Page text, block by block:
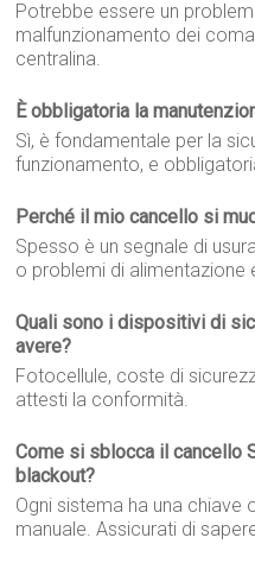
Potrebbe essere un
malfunzionamento dei
centralina.
È obbligatoria la
Sì, è fondamentale per la
funzionamento, e
Perché il mio cancello si
Spesso è un segnale di
o problemi di alimentazione
Quali sono i dispositivi di
avere?
Fotocellule, coste di
attesti la conformità.
Come si sblocca il cancello
blackout?
Ogni sistema ha una
manuale. Assicurati di